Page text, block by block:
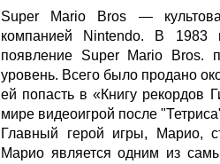
Super Mario Bros —
компанией Nintendo. В 1983
появление Super Mario Bros.
уровень. Всего было продано
ей попасть в «Книгу рекордов
мире видеоигрой после
Главный герой игры, Марио,
Марио является одним из